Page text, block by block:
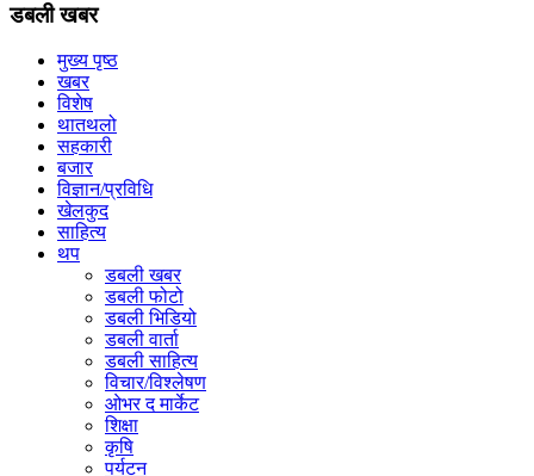
डबली खबर
मुख्य पृष्ठ
खबर
विशेष
थातथलो
सहकारी
बजार
विज्ञान/प्रविधि
खेलकुद
साहित्य
थप
डबली खबर
डबली फोटो
डबली भिडियो
डबली वार्ता
डबली साहित्य
विचार/विश्‍लेषण
ओभर द मार्केट
शिक्षा
कृषि
पर्यटन